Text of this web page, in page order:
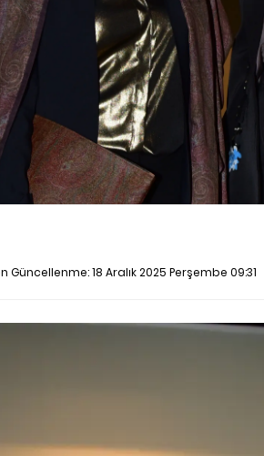
Güncellenme:18 Aralık 2025 Perşembe 09:31